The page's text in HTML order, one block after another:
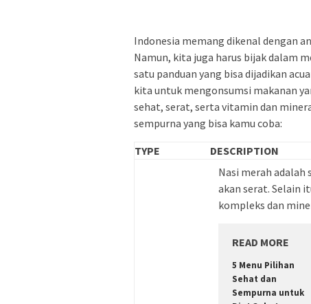
Indonesia memang dikenal dengan
Namun, kita juga harus bijak dalam
satu panduan yang bisa dijadikan
kita untuk mengonsumsi makanan
sehat, serat, serta vitamin dan
sempurna yang bisa kamu coba:
TYPE
DESCRIPTION
Nasi merah
akan serat. Selain
kompleks dan
READ MORE
5 Menu Pilihan
Sehat dan
Sempurna untuk